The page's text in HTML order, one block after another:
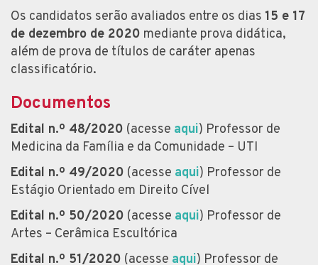
Os candidatos serão avaliados entre os dias 15 e 17
de dezembro de 2020 mediante prova didática,
além de prova de títulos de caráter apenas
classificatório.
Documentos
Edital n.º 48/2020 (acesse aqui) Professor de
Medicina da Família e da Comunidade – UTI
Edital n.º 49/2020 (acesse aqui) Professor de
Estágio Orientado em Direito Cível
Edital n.º 50/2020 (acesse aqui) Professor de
Artes – Cerâmica Escultórica
Edital n.º 51/2020 (acesse aqui) Professor de